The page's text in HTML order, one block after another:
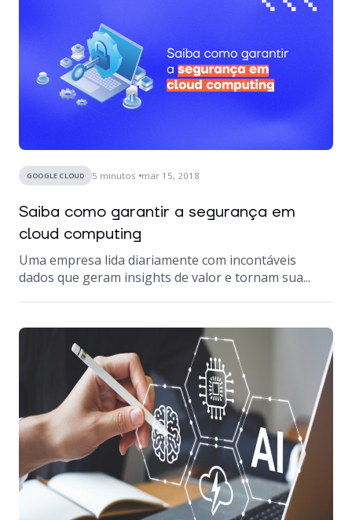
GOOGLE CLOUD 5 minutos mar 15, 2018
Saiba como garantir a segurança em
cloud computing
Uma empresa lida diariamente com incontáveis
dados que geram insights de valor e tornam sua...